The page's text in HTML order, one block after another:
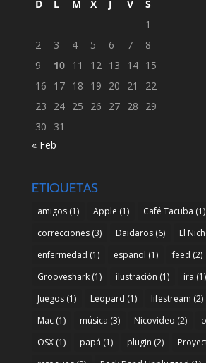
D L M X J V
S
1
2
3 4 5 6 7
8
9
10 11 12 13 14 15
16
17 18 19 20 21
22
23
24 25 26 27 28
29
30
31
« Feb
ETIQUETAS
amigos(1) Apple (1) Café Tacuba (1)
correcciones(3) Daidaros(6) El
enfermedad (1) español (1) feed (2)
Grooveshark(1) ilustración (1) ira (1)
Juegos(1) Leopard (1) lifestream (2)
Mac(1) música (3) Nicovideo (2)
OSX(1) papá (1) plugin (2)